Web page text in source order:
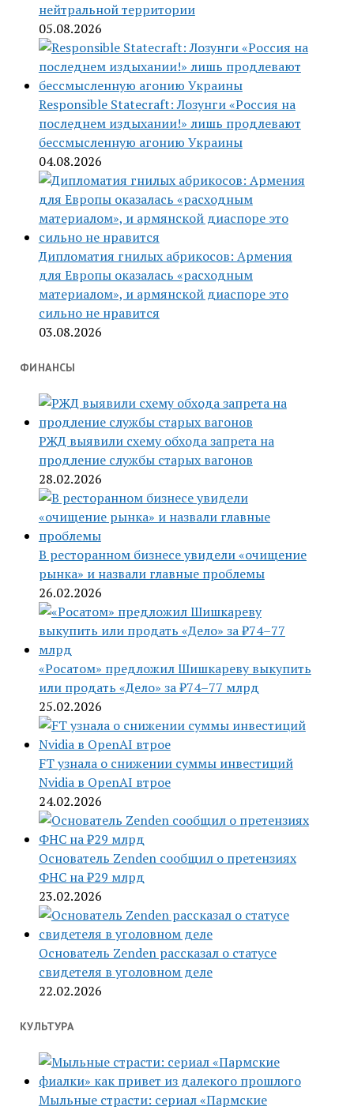
нейтральной территории
05.08.2026
Responsible Statecraft: Лозунги «Россия на
последнем издыхании!» лишь продлевают
бессмысленную агонию Украины
04.08.2026
Дипломатия гнилых абрикосов: Армения
для Европы оказалась «расходным
материалом», и армянской диаспоре это
сильно не нравится
03.08.2026
ФИНАНСЫ
РЖД выявили схему обхода запрета на
продление службы старых вагонов
28.02.2026
В ресторанном бизнесе увидели «очищение
рынка» и назвали главные проблемы
26.02.2026
«Росатом» предложил Шишкареву выкупить
или продать «Дело» за ₽74–77 млрд
25.02.2026
FT узнала о снижении суммы инвестиций
Nvidia в OpenAI втрое
24.02.2026
Основатель Zenden сообщил о претензиях
ФНС на ₽29 млрд
23.02.2026
Основатель Zenden рассказал о статусе
свидетеля в уголовном деле
22.02.2026
КУЛЬТУРА
Мыльные страсти: сериал «Пармские